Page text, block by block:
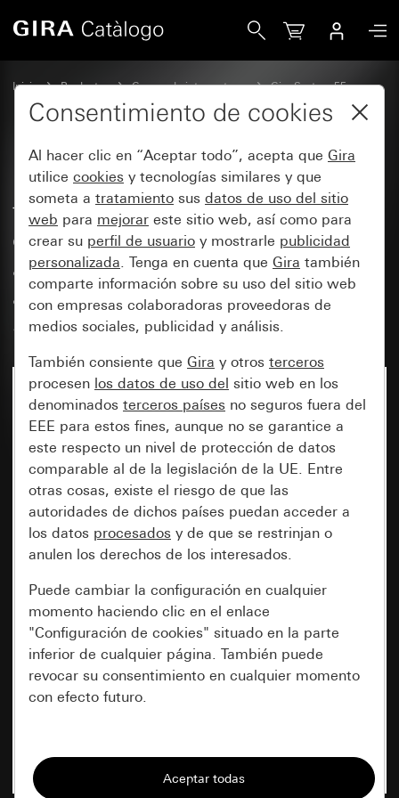
Inicio Productos Gamas de interruptores
Gira System 55
Bases de enchufe
Base de enchufe con toma de
tierra de 16 A y 250 V~, luz de
orientación LED y protección
ampliada contra contacto
accidental (Safety Plus)
System 55
Consentimiento de cookies
Al hacer clic en “Aceptar todo”, acepta que Gira
utilice cookies y tecnologías similares y que
someta a tratamiento sus datos de uso del sitio
web para mejorar este sitio web, así como para
crear su perfil de usuario y mostrarle publicidad
personalizada. Tenga en cuenta que Gira también
comparte información sobre su uso del sitio web
con empresas colaboradoras proveedoras de
medios sociales, publicidad y análisis.
También consiente que Gira y otros terceros
procesen los datos de uso del sitio web en los
denominados terceros países no seguros fuera del
EEE para estos fines, aunque no se garantice a
este respecto un nivel de protección de datos
comparable al de la legislación de la UE. Entre
otras cosas, existe el riesgo de que las
autoridades de dichos países puedan acceder a
los datos procesados y de que se restrinjan o
anulen los derechos de los interesados.
Puede cambiar la configuración en cualquier
momento haciendo clic en el enlace
"Configuración de cookies" situado en la parte
inferior de cualquier página. También puede
revocar su consentimiento en cualquier momento
con efecto futuro.
Todas las cookies que necesitamos para